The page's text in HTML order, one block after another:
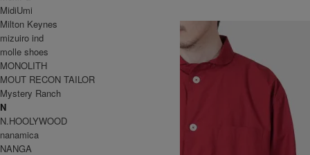
TOP>EEL (イール)
MidiUmi
Milton Keynes
mizuiro ind
molle shoes
MONOLITH
MOUT RECON TAILOR
Mystery Ranch
N
N.HOOLYWOOD
nanamica
NANGA